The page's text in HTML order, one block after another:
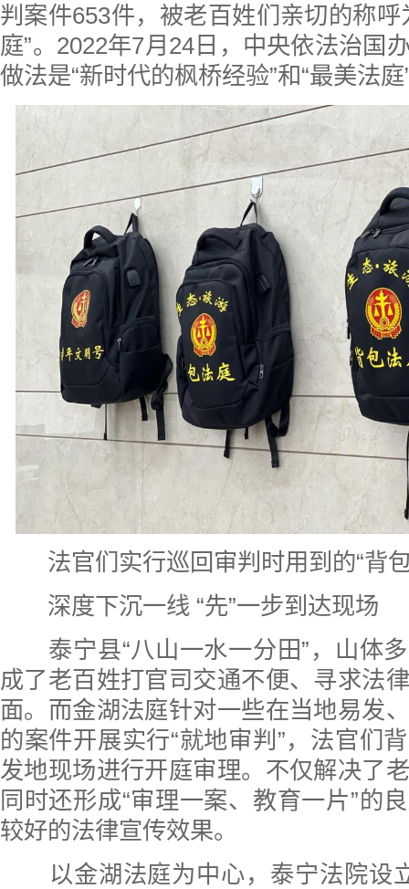
判案件653件，被老百姓们亲切的称呼
庭”。2022年7月24日，中央依法治国
做法是“新时代的枫桥经验”和“最美法庭
法官们实行巡回审判时用到的“背
深度下沉一线 “先”一步到达现场
泰宁县“八山一水一分田”，山体多
成了老百姓打官司交通不便、寻求法
面。而金湖法庭针对一些在当地易发
的案件开展实行“就地审判”，法官们
发地现场进行开庭审理。不仅解决了
同时还形成“审理一案、教育一片”的
较好的法律宣传效果。
以金湖法庭为中心，泰宁法院设